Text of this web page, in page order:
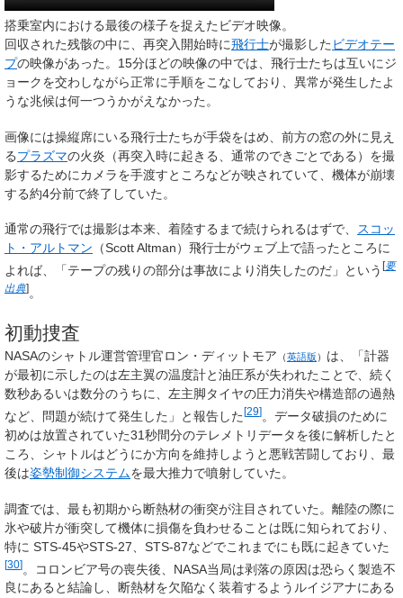
搭乗室内における最後の様子を捉えたビデオ映像。
回収された残骸の中に、再突入開始時に飛行士が撮影した ビデオテー
プの映像があった。15分ほどの映像の中では、飛行士たちは互いにジ
ョークを交わしながら正常に手順をこなしており、異常が発生したよ
うな兆候は何一つうかがえなかった。
画像には操縦席にいる飛行士たちが手袋をはめ、前方の窓の外に見え
るプラズマの火炎（再突入時に起きる、通常のできごとである）を撮
影するためにカメラを手渡すところなどが映されていて、機体が崩壊
する約4分前で終了していた。
通常の飛行では撮影は本来、着陸するまで続けられるはずで、 スコッ
ト・アルトマン （Scott Altman）飛行士がウェブ上で語ったところに
よれば、「テープの残りの部分は事故により消失したのだ」という [要
出典] 。
初動捜査
NASAのシャトル運営管理官ロン・ディットモア （英語版 ） は、「計器
が最初に示したのは左主翼の温度計と油圧系が失われたことで、続く
数秒あるいは数分のうちに、左主脚タイヤの圧力消失や構造部の過熱
など、問題が続けて発生した」と報告した [29] 。データ破損のために
初めは放置されていた31秒間分のテレメトリデータを後に解析したと
ころ、シャトルはどうにか方向を維持しようと悪戦苦闘しており、最
後は姿勢制御システムを最大推力で噴射していた。
調査では、最も初期から断熱材の衝突が注目されていた。離陸の際に
氷や破片が衝突して機体に損傷を負わせることは既に知られており、
特に STS-45やSTS-27、STS-87などでこれまでにも既に起きていた
[30]。コロンビア号の喪失後、NASA当局は剥落の原因は恐らく製造不
良にあると結論し、断熱材を欠陥なく装着するようルイジアナにある